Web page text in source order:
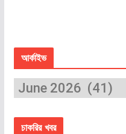
আর্কাইভ
চাকরির খবর